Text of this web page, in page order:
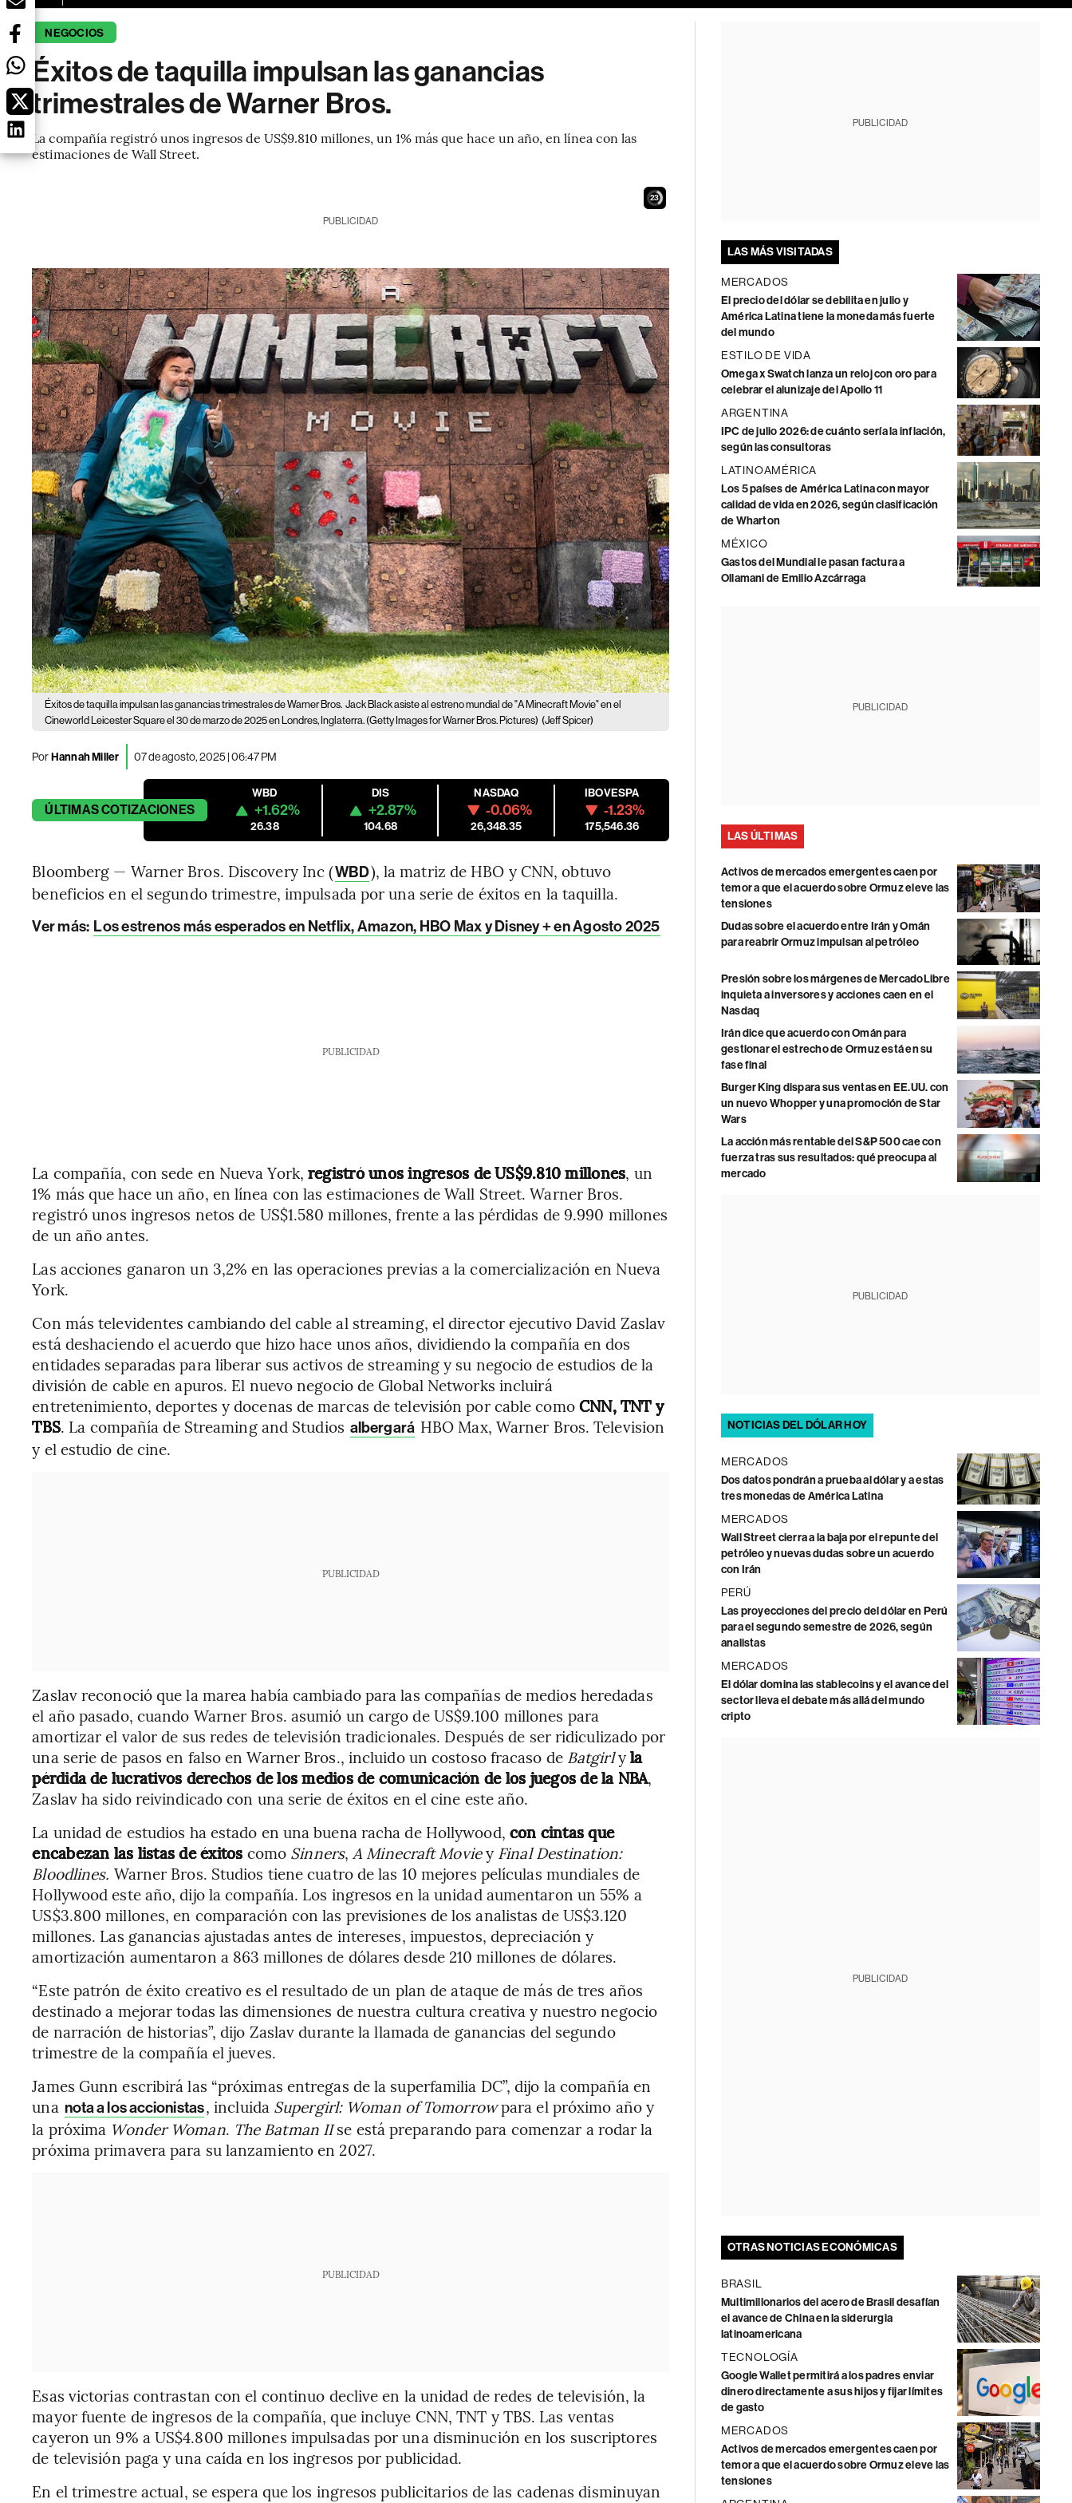
NEGOCIOS
Éxitos de taquilla impulsan las ganancias
trimestrales de Warner Bros.
La compañía registró unos ingresos de US$9.810 millones, un 1% más que hace un año, en línea con las
estimaciones de Wall Street.
22
PUBLICIDAD
Éxitos de taquilla impulsan las ganancias trimestrales de Warner Bros. Jack Black asiste al estreno mundial de "A Minecraft Movie" en el
Cineworld Leicester Square el 30 de marzo de 2025 en Londres, Inglaterra. (Getty Images for Warner Bros. Pictures) (Jeff Spicer)
PorHannah Miller 07 de agosto, 2025 | 06:47 PM
ÚLTIMASCOTIZACIONES
WBD
+1.62%
26.38
DIS
+2.87%
104.68
NASDAQ
-0.06%
26,348.35
IBOVESPA
-1.23%
175,546.36
Bloomberg — Warner Bros. Discovery Inc (WBD), la matriz de HBO y CNN, obtuvo
beneficios en el segundo trimestre, impulsada por una serie de éxitos en la taquilla.
Ver más: Los estrenos más esperados en Netflix, Amazon, HBO Max y Disney + en Agosto 2025
PUBLICIDAD
La compañía, con sede en Nueva York,registró unos ingresos de US$9.810 millones, un
1% más que hace un año, en línea con las estimaciones de Wall Street. Warner Bros.
registró unos ingresos netos de US$1.580 millones, frente a las pérdidas de 9.990 millones
de un año antes.
Las acciones ganaron un 3,2% en las operaciones previas a la comercialización en Nueva
York.
Con más televidentes cambiando del cable al streaming, el director ejecutivo David Zaslav
está deshaciendo el acuerdo que hizo hace unos años, dividiendo la compañía en dos
entidades separadas para liberar sus activos de streaming y su negocio de estudios de la
división de cable en apuros. El nuevo negocio de Global Networks incluirá
entretenimiento, deportes y docenas de marcas de televisión por cable comoCNN, TNT y
TBS. La compañía de Streaming and Studios albergará HBO Max, Warner Bros. Television
y el estudio de cine.
PUBLICIDAD
Zaslav reconoció que la marea había cambiado para las compañías de medios heredadas
el año pasado, cuando Warner Bros. asumió un cargo de US$9.100 millones para
amortizar el valor de sus redes de televisión tradicionales. Después de ser ridiculizado por
una serie de pasos en falso en Warner Bros., incluido un costoso fracaso de Batgirlyla
pérdida de lucrativos derechos de los medios de comunicación de los juegos de la NBA,
Zaslav ha sido reivindicado con una serie de éxitos en el cine este año.
La unidad de estudios ha estado en una buena racha de Hollywood, con cintas que
encabezan las listas de éxitos como Sinners, A Minecraft Moviey Final Destination:
Bloodlines. Warner Bros. Studios tiene cuatro de las 10 mejores películas mundiales de
Hollywood este año, dijo la compañía. Los ingresos en la unidad aumentaron un 55% a
US$3.800 millones, en comparación con las previsiones de los analistas de US$3.120
millones. Las ganancias ajustadas antes de intereses, impuestos, depreciación y
amortización aumentaron a 863 millones de dólares desde 210 millones de dólares.
“Este patrón de éxito creativo es el resultado de un plan de ataque de más de tres años
destinado a mejorar todas las dimensiones de nuestra cultura creativa y nuestro negocio
de narración de historias”, dijo Zaslav durante la llamada de ganancias del segundo
trimestre de la compañía el jueves.
James Gunn escribirá las “próximas entregas de la superfamilia DC”, dijo la compañía en
una nota a los accionistas, incluida Supergirl: Woman of Tomorrowpara el próximo año y
la próxima Wonder Woman. The Batman IIse está preparando para comenzar a rodar la
próxima primavera para su lanzamiento en 2027.
PUBLICIDAD
Esas victorias contrastan con el continuo declive en la unidad de redes de televisión, la
mayor fuente de ingresos de la compañía, que incluye CNN, TNT y TBS. Las ventas
cayeron un 9% a US$4.800 millones impulsadas por una disminución en los suscriptores
de televisión paga y una caída en los ingresos por publicidad.
En el trimestre actual, se espera que los ingresos publicitarios de las cadenas disminuyan
PUBLICIDAD
LAS MÁS VISITADAS
MERCADOS
El precio del dólar se debilita en julio y
América Latina tiene la moneda más fuerte
del mundo
ESTILO DE VIDA
Omega x Swatch lanza un reloj con oro para
celebrar el alunizaje del Apollo 11
ARGENTINA
IPC de julio 2026: de cuánto sería la inflación,
según las consultoras
LATINOAMÉRICA
Los 5 países de América Latina con mayor
calidad de vida en 2026, según clasificación
de Wharton
MÉXICO
Gastos del Mundial le pasan factura a
Ollamani de Emilio Azcárraga
PUBLICIDAD
LAS ÚLTIMAS
Activos de mercados emergentes caen por
temor a que el acuerdo sobre Ormuz eleve las
tensiones
Dudas sobre el acuerdo entre Irán y Omán
para reabrir Ormuz impulsan al petróleo
Presión sobre los márgenes de MercadoLibre
inquieta a inversores y acciones caen en el
Nasdaq
Irán dice que acuerdo con Omán para
gestionar el estrecho de Ormuz está en su
fase final
Burger King dispara sus ventas en EE.UU. con
un nuevo Whopper y una promoción de Star
Wars
La acción más rentable del S&P 500 cae con
fuerza tras sus resultados: qué preocupa al
mercado
PUBLICIDAD
NOTICIAS DEL DÓLAR HOY
MERCADOS
Dos datos pondrán a prueba al dólar y a estas
tres monedas de América Latina
MERCADOS
Wall Street cierra a la baja por el repunte del
petróleo y nuevas dudas sobre un acuerdo
con Irán
PERÚ
Las proyecciones del precio del dólar en Perú
para el segundo semestre de 2026, según
analistas
MERCADOS
El dólar domina las stablecoins y el avance del
sector lleva el debate más allá del mundo
cripto
PUBLICIDAD
OTRAS NOTICIAS ECONÓMICAS
BRASIL
Multimillonarios del acero de Brasil desafían
el avance de China en la siderurgia
latinoamericana
TECNOLOGÍA
Google Wallet permitirá a los padres enviar
dinero directamente a sus hijos y fijar límites
de gasto
MERCADOS
Activos de mercados emergentes caen por
temor a que el acuerdo sobre Ormuz eleve las
tensiones